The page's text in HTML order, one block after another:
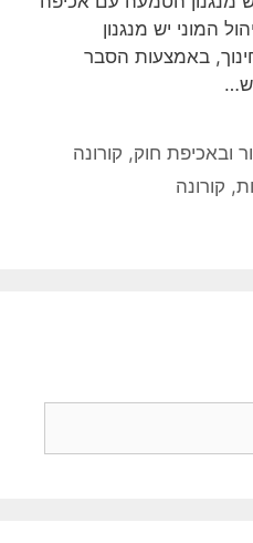
המוני יש מנגנון
באמצעות הסבר
ובאכיפת חוק, קורונה
, קורונה